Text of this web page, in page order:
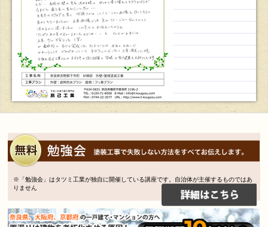
※「勉強会」はタツミ工業が独自に開催している講座です。自治体が主催するものではあ
りません